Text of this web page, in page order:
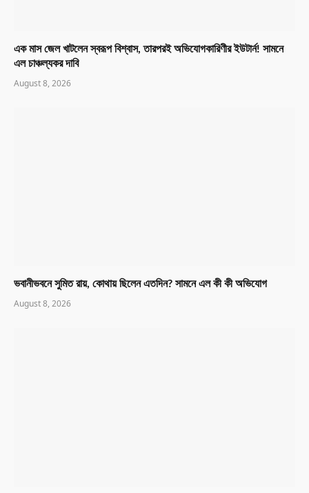
এক মাস জেল খাটলেন স্বরূপ বিশ্বাস, তারপরই অভিযোগকারিণীর ইউটার্ন! সামনে
এল চাঞ্চল্যকর দাবি
August 8, 2026
ভবানীভবনে সুমিত রায়, কোথায় ছিলেন এতদিন? সামনে এল কী কী অভিযোগ
August 8, 2026